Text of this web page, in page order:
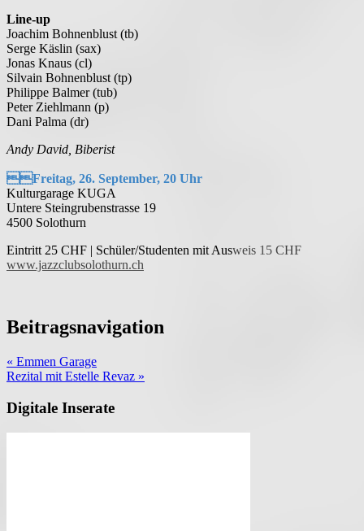
Line-up
Joachim Bohnenblust (tb)
Serge Käslin (sax)
Jonas Knaus (cl)
Silvain Bohnenblust (tp)
Philippe Balmer (tub)
Peter Ziehlmann (p)
Dani Palma (dr)
Andy David, Biberist
Freitag, 26. September, 20 Uhr
Kulturgarage KUGA
Untere Steingrubenstrasse 19
4500 Solothurn
Eintritt 25 CHF | Schüler/Studenten mit Ausweis 15 CHF
www.jazzclubsolothurn.ch
Beitragsnavigation
« Emmen Garage
Rezital mit Estelle Revaz »
Digitale Inserate